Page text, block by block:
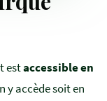
estaccessible en
y accède soit en